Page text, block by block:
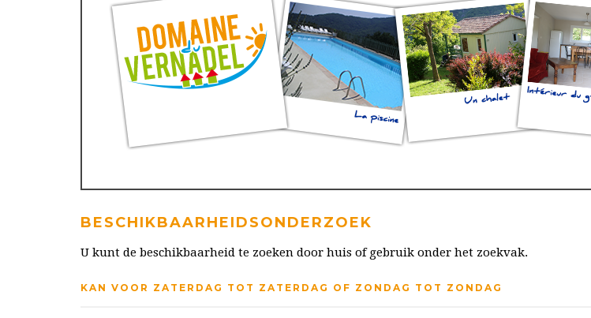
BESCHIKBAARHEIDSONDERZOEK
U kunt de beschikbaarheid te zoeken door huis of gebruik onder het zoekvak.
KAN VOOR ZATERDAG TOT ZATERDAG OF ZONDAG TOT ZONDAG